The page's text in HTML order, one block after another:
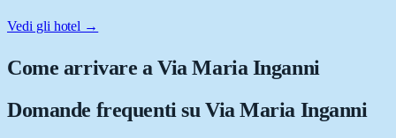
Vedi gli hotel →
Come arrivare aVia Maria Inganni
Domande frequenti su Via Maria Inganni